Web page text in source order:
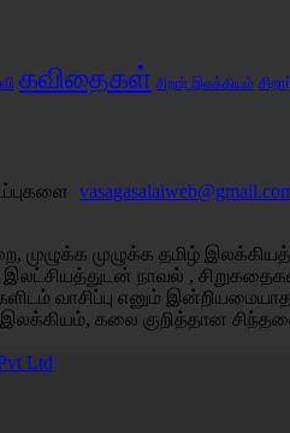
கவிதைகள் சிறார் இலக்கியம்
முழுக்க தமிழ்
நாவல் ,
வாசிப்பு எனும்
கலை குறித்தான
Ltd